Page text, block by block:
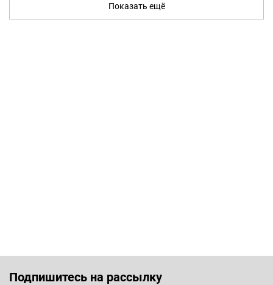
Показать ещё
Подпишитесь на рассылку